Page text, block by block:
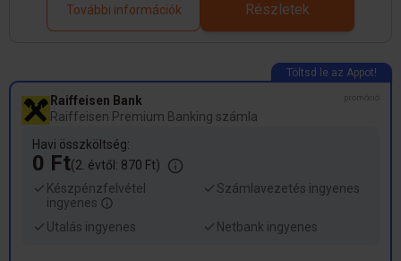
További információk
Részletek
Raiffeisen Bank
Raiffeisen Premium Banking számla
promóció
Havi összköltség:
0 Ft(2. évtől: 870 Ft)
Készpénzfelvétel
ingyenes
Számlavezetés ingyenes
Utalás ingyenes Netbank ingyenes